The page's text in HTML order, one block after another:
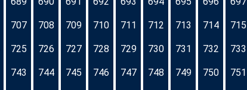
707 708 709 710 711 712 713 714 715
725 726 727 728 729 730 731 732 733
743 744 745 746 747 748 749 750 751